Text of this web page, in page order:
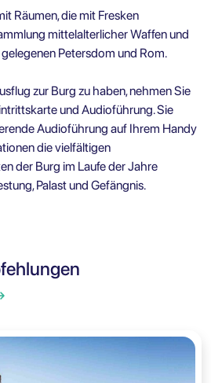
Räumen, die mit Fresken
mittelalterlicher Waffen und
Petersdom und Rom.
zur Burg zu haben, nehmen Sie
und Audioführung. Sie
Audioführung auf Ihrem Handy
die vielfältigen
der Burg im Laufe der Jahre
Palast und Gefängnis.